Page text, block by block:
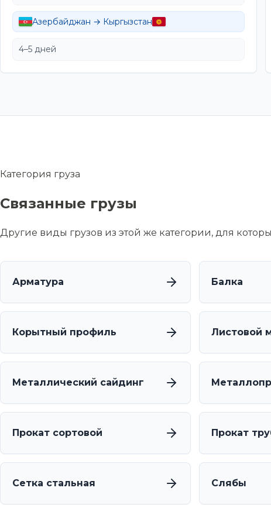
Азербайджан → Кыргызстан
4–5 дней
Категория груза
Связанные грузы
Другие виды грузов из этой же категории, для
Арматура Балка
Корытный профиль Листовой
Металлический сайдинг
Прокат сортовой Прокат
Сетка стальная Слябы